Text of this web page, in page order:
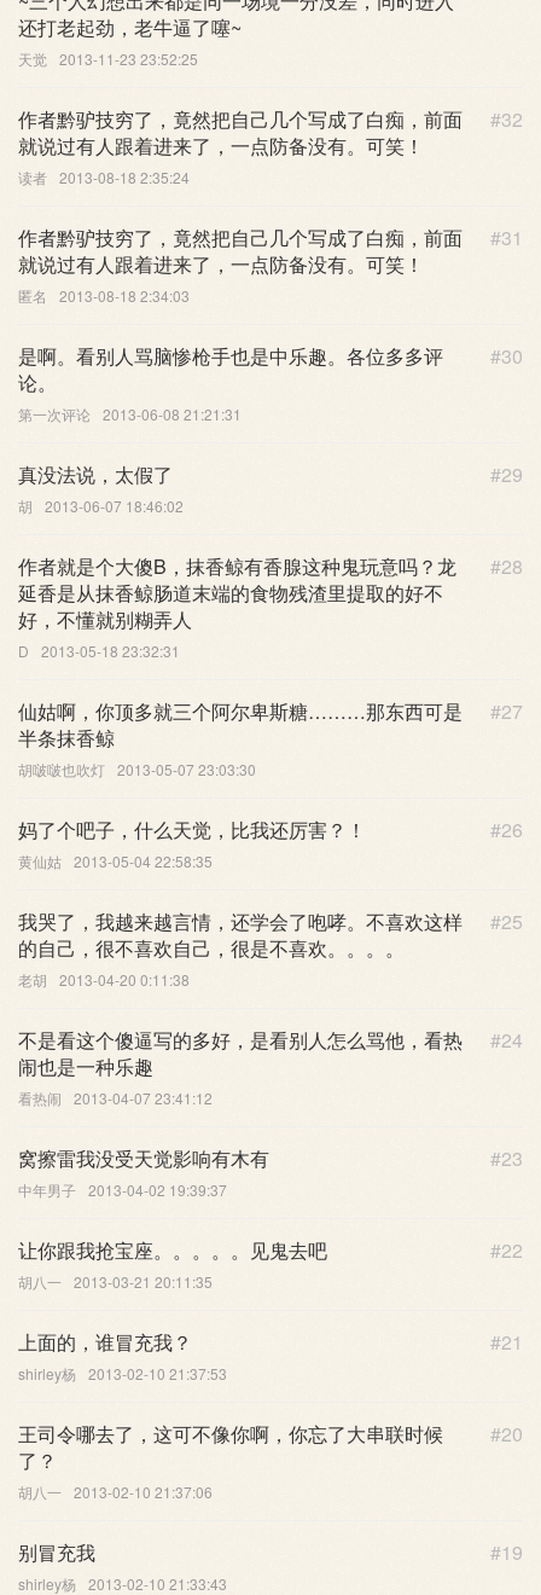
还打老起劲，老牛逼了噻~
天觉 2013-11-23 23:52:25
#32
作者黔驴技穷了，竟然把自己几个写成了白痴，前面
就说过有人跟着进来了，一点防备没有。可笑！
读者 2013-08-18 2:35:24
#31
作者黔驴技穷了，竟然把自己几个写成了白痴，前面
就说过有人跟着进来了，一点防备没有。可笑！
匿名 2013-08-18 2:34:03
#30
是啊。看别人骂脑惨枪手也是中乐趣。各位多多评
论。
第一次评论 2013-06-08 21:21:31
#29
真没法说，太假了
胡 2013-06-07 18:46:02
#28
作者就是个大傻B，抹香鲸有香腺这种鬼玩意吗？龙
延香是从抹香鲸肠道末端的食物残渣里提取的好不
好，不懂就别糊弄人
D 2013-05-18 23:32:31
#27
仙姑啊，你顶多就三个阿尔卑斯糖………那东西可是
半条抹香鲸
胡啵啵也吹灯 2013-05-07 23:03:30
#26
妈了个吧子，什么天觉，比我还厉害？！
黄仙姑 2013-05-04 22:58:35
#25
我哭了，我越来越言情，还学会了咆哮。不喜欢这样
的自己，很不喜欢自己，很是不喜欢。。。。
老胡 2013-04-20 0:11:38
#24
不是看这个傻逼写的多好，是看别人怎么骂他，看热
闹也是一种乐趣
看热闹 2013-04-07 23:41:12
#23
窝擦雷我没受天觉影响有木有
中年男子 2013-04-02 19:39:37
#22
让你跟我抢宝座。。。。。见鬼去吧
胡八一 2013-03-21 20:11:35
#21
上面的，谁冒充我？
shirley杨 2013-02-10 21:37:53
#20
王司令哪去了，这可不像你啊，你忘了大串联时候
了？
胡八一 2013-02-10 21:37:06
#19
别冒充我
shirley杨 2013-02-10 21:33:43